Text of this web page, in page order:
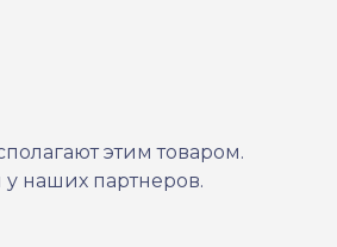
этим товаром.
у наших партнеров.